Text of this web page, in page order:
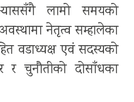
लामो समयको
नेतृत्व सम्हालेका
वडाध्यक्ष एवं सदस्यको
र चुनौतीको दोसाँधका